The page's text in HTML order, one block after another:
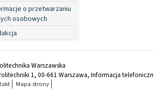
o przetwarzaniu
osobowych
Warszawska
1, 00-661 Warszawa, Informacja
Mapa strony